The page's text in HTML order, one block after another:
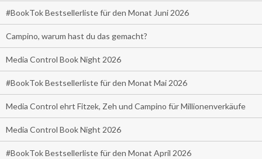
#BookTok Bestsellerliste für den Monat Juni 2026
Campino, warum hast du das gemacht?
Media Control Book Night 2026
#BookTok Bestsellerliste für den Monat Mai 2026
Media Control ehrt Fitzek, Zeh und Campino für Millionenverkäufe
Media Control Book Night 2026
#BookTok Bestsellerliste für den Monat April 2026